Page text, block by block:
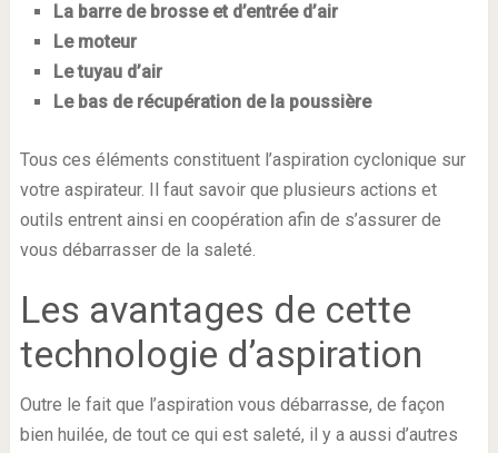
La barre de brosse et d’entrée d’air
Le moteur
Le tuyau d’air
Le bas de récupération de la poussière
Tous ces éléments constituent l’aspiration cyclonique sur
votre aspirateur. Il faut savoir que plusieurs actions et
outils entrent ainsi en coopération afin de s’assurer de
vous débarrasser de la saleté.
Les avantages de cette
technologie d’aspiration
Outre le fait que l’aspiration vous débarrasse, de façon
bien huilée, de tout ce qui est saleté, il y a aussi d’autres